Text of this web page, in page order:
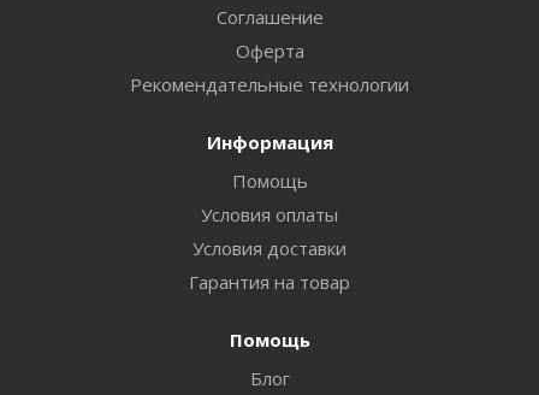
Соглашение
Оферта
Рекомендательные технологии
Информация
Помощь
Условия оплаты
Условия доставки
Гарантия на товар
Помощь
Блог